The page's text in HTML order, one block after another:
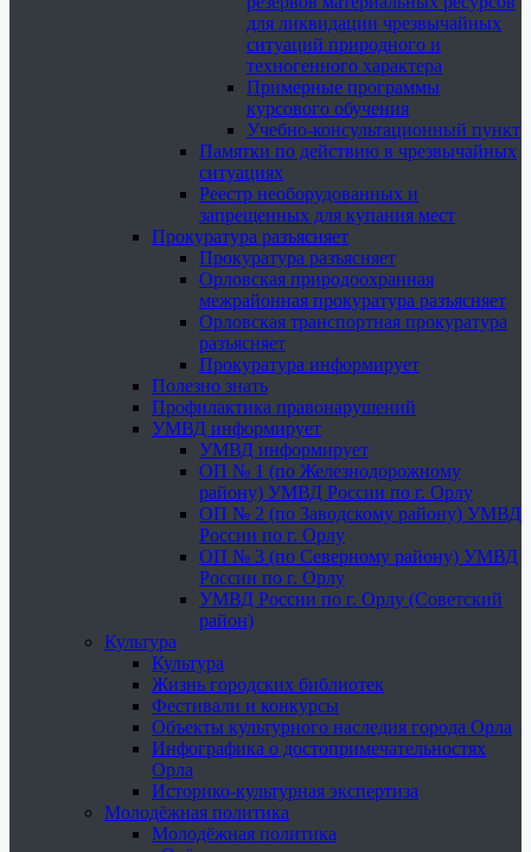
для ликвидации чрезвычайных
ситуаций природного и
техногенного характера
Примерные программы
курсового обучения
Учебно-консультационный пункт
Памятки по действию в чрезвычайных
ситуациях
Реестр необорудованных и
запрещенных для купания мест
Прокуратура разъясняет
Прокуратура разъясняет
Орловская природоохранная
межрайонная прокуратура разъясняет
Орловская транспортная прокуратура
разъясняет
Прокуратура информирует
Полезно знать
Профилактика правонарушений
УМВД информирует
УМВД информирует
ОП № 1 (по Железнодорожному
району) УМВД России по г. Орлу
ОП № 2 (по Заводскому району) УМВД
России по г. Орлу
ОП № 3 (по Северному району) УМВД
России по г. Орлу
УМВД России по г. Орлу (Советский
район)
Культура
Культура
Жизнь городских библиотек
Фестивали и конкурсы
Объекты культурного наследия города Орла
Инфографика о достопримечательностях
Орла
Историко-культурная экспертиза
Молодёжная политика
Молодёжная политика